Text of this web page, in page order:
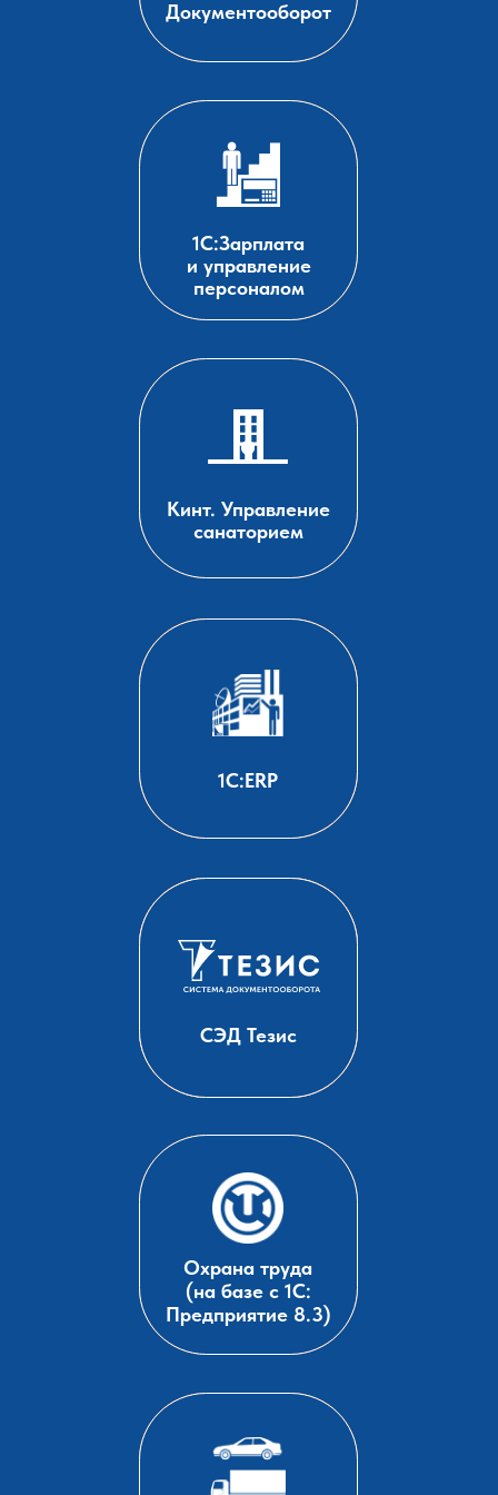
1С:ERP
1С:Управление
торговлей
Охрана труда
(на базе с 1С:
Предприятие 8.3)
Документооборот
1С:Зарплата
и управление
персоналом
СЭД Тезис
Кинт. Управление
санаторием